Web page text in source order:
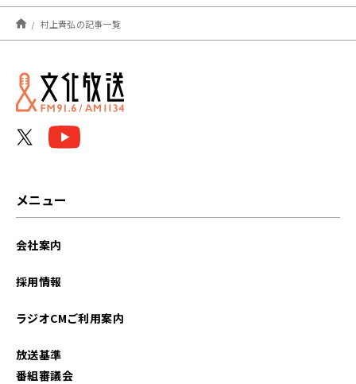
2026年07月
村上貴弘の記事一覧
メニュー
会社案内
採用情報
ラジオCMご利用案内
放送基準
番組審議会